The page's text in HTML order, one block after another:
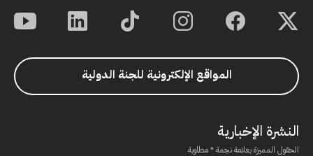
المواقع الإلكترونية للجنة الدولية
النشرة الإخبارية
الحقول المميزة بعلامة نجمة * مطلوبة